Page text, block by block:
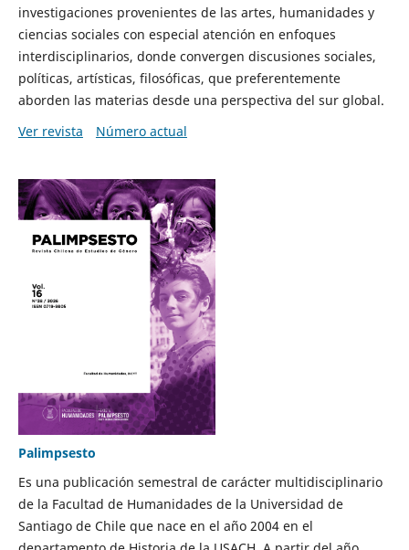
investigaciones provenientes de las artes, humanidades y
ciencias sociales con especial atención en enfoques
interdisciplinarios, donde convergen discusiones sociales,
políticas, artísticas, filosóficas, que preferentemente
aborden las materias desde una perspectiva del sur global.
Ver revista
Número actual
Palimpsesto
Es una publicación semestral de carácter multidisciplinario
de la Facultad de Humanidades de la Universidad de
Santiago de Chile que nace en el año 2004 en el